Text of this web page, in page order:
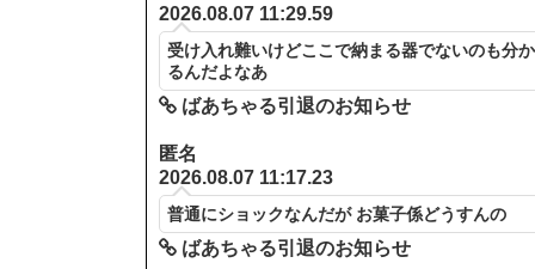
2026.08.07 11:29.59
受け入れ難いけどここで納まる器でないのも分か
るんだよなあ
ばあちゃる引退のお知らせ
匿名
2026.08.07 11:17.23
普通にショックなんだが お菓子係どうすんの
ばあちゃる引退のお知らせ